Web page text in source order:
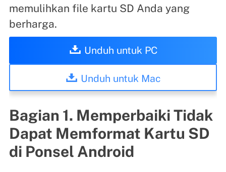
memulihkan file kartu SD Anda yang
berharga.
Unduh untuk PC
Unduh untuk Mac
Bagian 1. Memperbaiki Tidak
Dapat Memformat Kartu SD
di Ponsel Android